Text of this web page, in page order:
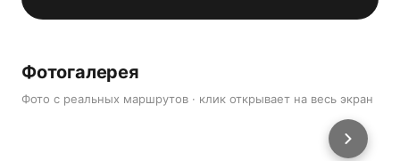
Фотогалерея
Фото с реальных маршрутов · клик открывает на весь экран